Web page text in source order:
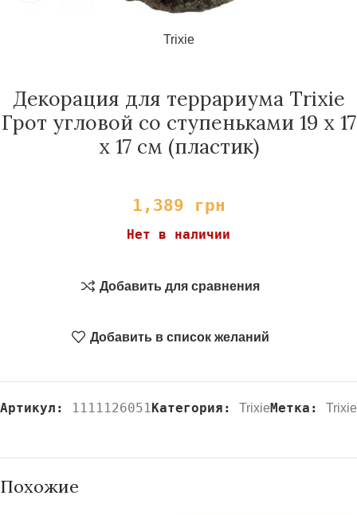
Trixie
Декорация для террариума Trixie
Грот угловой со ступеньками 19 x 17
x 17 см (пластик)
1,389 грн
Нет в наличии
Добавить для сравнения
Добавить в список желаний
Артикул: 1111126051Категория: TrixieМетка: Trixie
Похожие